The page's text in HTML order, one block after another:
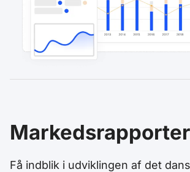
Markedsrapporter
Få indblik i udviklingen af det